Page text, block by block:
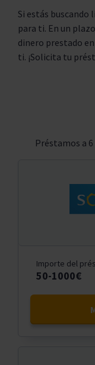
Si estás
para ti. En un
dinero prestado
ti. ¡Solicita tu
Préstamos a
Importe del
50-1000€